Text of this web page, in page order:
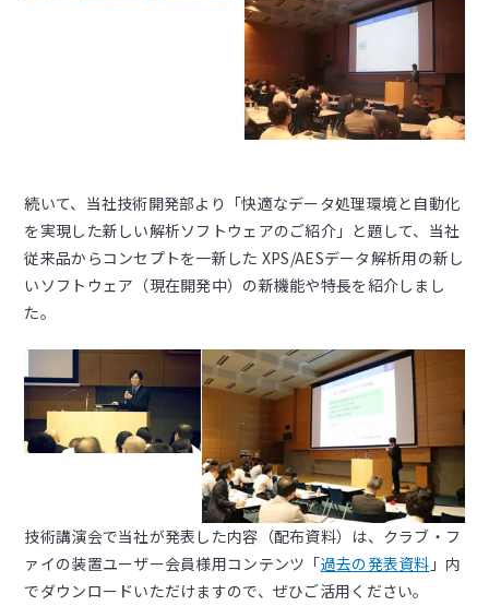
続いて、当社技術開発部より「快適なデータ処理環境と自動化
を実現した新しい解析ソフトウェアのご紹介」と題して、当社
従来品からコンセプトを一新した XPS/AESデータ解析用の新し
いソフトウェア（現在開発中）の新機能や特長を紹介しまし
た。
技術講演会で当社が発表した内容（配布資料）は、クラブ・フ
ァイの装置ユーザー会員様用コンテンツ「過去の発表資料 」内
でダウンロードいただけますので、ぜひご活用ください。